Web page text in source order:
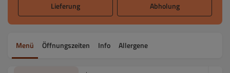
Lieferung Abholung
Menü Öffnungszeiten Info Allergene